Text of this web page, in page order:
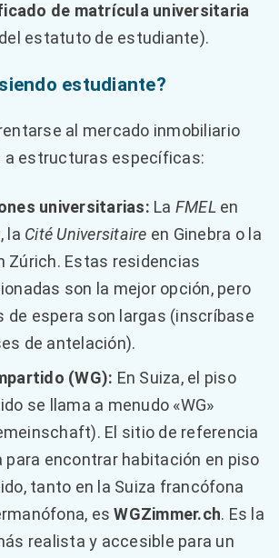
de matrícula universitaria
estatuto de estudiante).
estudiante?
al mercado inmobiliario
a estructuras específicas:
universitarias: La FMEL en
la Cité Universitaire en Ginebra o la
Zúrich. Estas residencias
son la mejor opción, pero
de espera son largas (inscríbase
de antelación).
(WG): En Suiza, el piso
se llama a menudo «WG»
El sitio de referencia
para encontrar habitación en piso
tanto en la Suiza francófona
esWGZimmer.ch. Es la
realista y accesible para un